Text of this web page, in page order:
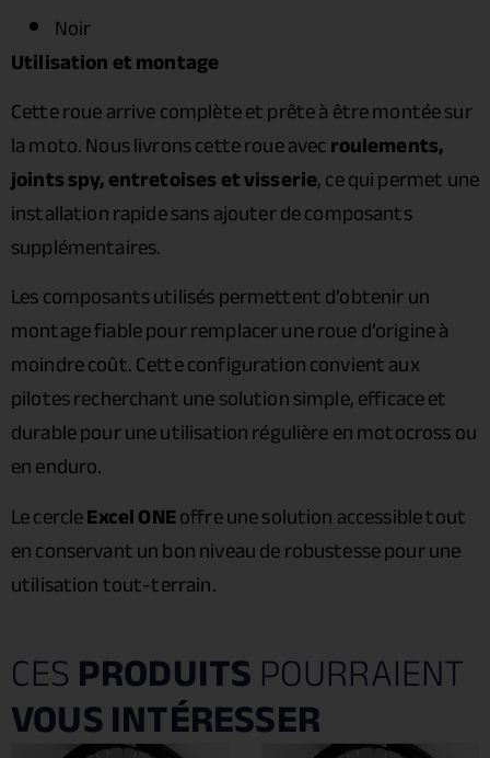
Noir
Utilisation et montage
Cette roue arrive complète et prête à être montée sur
la moto. Nous livrons cette roue avecroulements,
joints spy, entretoises et visserie, ce qui permet une
installation rapide sans ajouter de composants
supplémentaires.
Les composants utilisés permettent d’obtenir un
montage fiable pour remplacer une roue d’origine à
moindre coût. Cette configuration convient aux
pilotes recherchant une solution simple, efficace et
durable pour une utilisation régulière en motocross ou
en enduro.
Le cercleExcel ONEoffre une solution accessible tout
en conservant un bon niveau de robustesse pour une
utilisation tout-terrain.
CESPRODUITSPOURRAIENT
VOUS INTÉRESSER